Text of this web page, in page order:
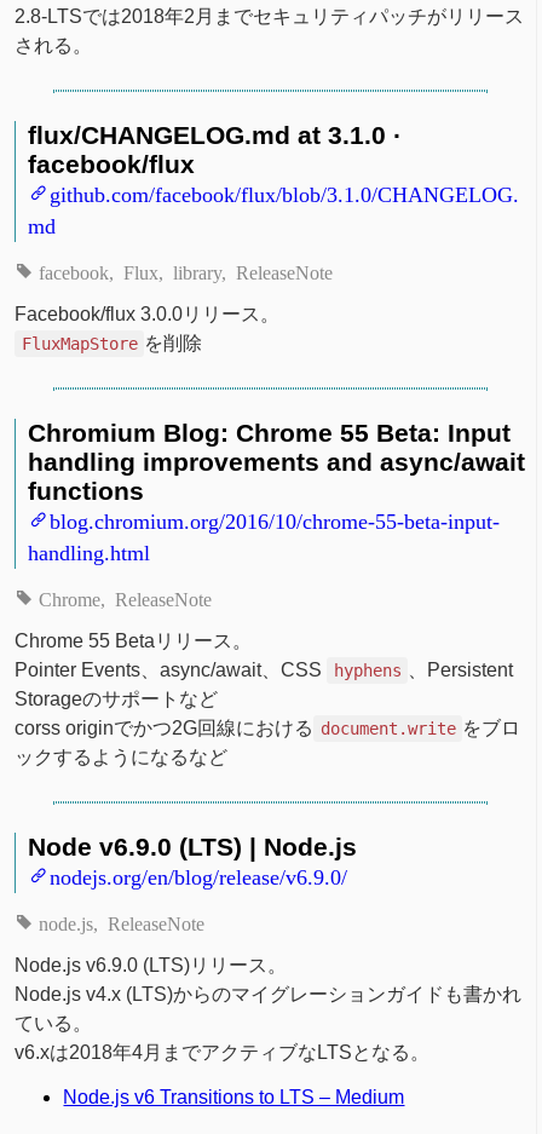
2.8-LTSでは2018年2月までセキュリティパッチがリリース
される。
flux/CHANGELOG.md at 3.1.0 ·
facebook/flux
github.com/facebook/flux/blob/3.1.0/CHANGELOG.
md
facebook Flux library ReleaseNote
Facebook/flux 3.0.0リリース。
FluxMapStore を削除
Chromium Blog: Chrome 55 Beta: Input
handling improvements and async/await
functions
blog.chromium.org/2016/10/chrome-55-beta-input-
handling.html
Chrome ReleaseNote
Chrome 55 Betaリリース。
Pointer Events、async/await、CSS
hyphens
、Persistent
Storageのサポートなど
corss originでかつ2G回線における document.write をブロ
ックするようになるなど
Node v6.9.0 (LTS) | Node.js
nodejs.org/en/blog/release/v6.9.0/
node.js ReleaseNote
Node.js v6.9.0 (LTS)リリース。
Node.js v4.x (LTS)からのマイグレーションガイドも書かれ
ている。
v6.xは2018年4月までアクティブなLTSとなる。
Node.js v6 Transitions to LTS – Medium